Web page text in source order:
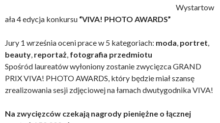
Wystartow
ała 4 edycja konkursu “VIVA! PHOTO AWARDS”
Jury 1 września oceni prace w 5 kategoriach: moda portret
beauty reportaż fotografia przedmiotu
Spośród laureatów wyłoniony zostanie zwycięzca GRAND
PRIX VIVA! PHOTO AWARDS, który będzie miał szansę
zrealizowania sesji zdjęciowej na łamach dwutygodnika VIVA!
Na zwycięzców czekają nagrody pieniężne o łącznej